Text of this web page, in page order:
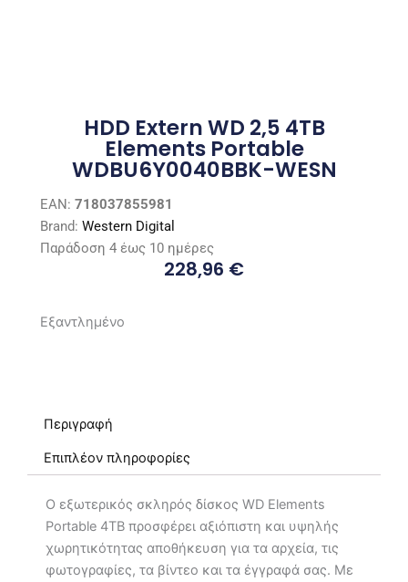
HDD Extern WD 2,5 4TB
Elements Portable
WDBU6Y0040BBK-WESN
EAN:718037855981
Brand:Western Digital
Παράδοση 4 έως 10 ημέρες
228,96 €
Εξαντλημένο
Περιγραφή
Επιπλέον πληροφορίες
Ο εξωτερικός σκληρός δίσκος WD Elements
Portable 4TB προσφέρει αξιόπιστη και υψηλής
χωρητικότητας αποθήκευση για τα αρχεία, τις
φωτογραφίες, τα βίντεο και τα έγγραφά σας. Με